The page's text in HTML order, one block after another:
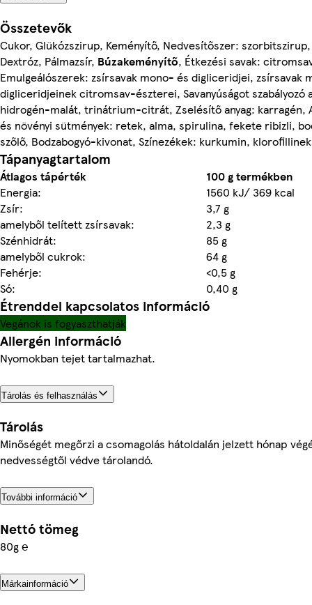
Összetevők
Cukor, Glükózszirup, Keményítő, Nedvesítőszer:
Dextróz, Pálmazsír, Búzakeményítő, Étkezési savak:
Emulgeálószerek: zsírsavak mono- és digliceridjei, zsírsavak
digliceridjeinek citromsav-észterei, Savanyúságot szabályozó
hidrogén-malát, trinátrium-citrát, Zselésítő anyag: karragén,
és növényi sütmények: retek, alma, spirulina, fekete ribizli,
szőlő, Bodzabogyó-kivonat, Színezékek: kurkumin,
Tápanyagtartalom
Átlagos tápérték
100 g termékben
Energia:
1560 kJ/ 369 kcal
Zsír:
3,7 g
amelyből telített zsírsavak:
2,3 g
Szénhidrát:
85 g
amelyből cukrok:
64 g
Fehérje:
<0,5 g
Só:
0,40 g
Étrenddel kapcsolatos információ
Vegánok is fogyaszthatják
Allergén információ
Nyomokban tejet tartalmazhat.
Tárolás és felhasználás
Tárolás
Minőségét megőrzi a csomagolás hátoldalán jelzett hónap
nedvességtől védve tárolandó.
További információ
Nettó tömeg
80g ℮
Márkainformáció